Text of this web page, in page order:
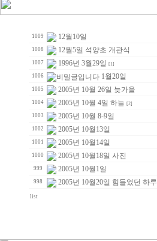
1009 12월10일
1008 12월5일 석양초 개관식
1007 1996년 3월29일 [1]
1006 1월20일
1005 2005년 10월 26일 늦가을
1004 2005년 10월 4일 하늘 [2]
1003 2005년 10월 8-9일
1002 2005년 10월13일
1001 2005년 10월14일
1000 2005년 10월18일 사진
999 2005년 10월1일
998 2005년 10월20일 힘들었던 하루
list